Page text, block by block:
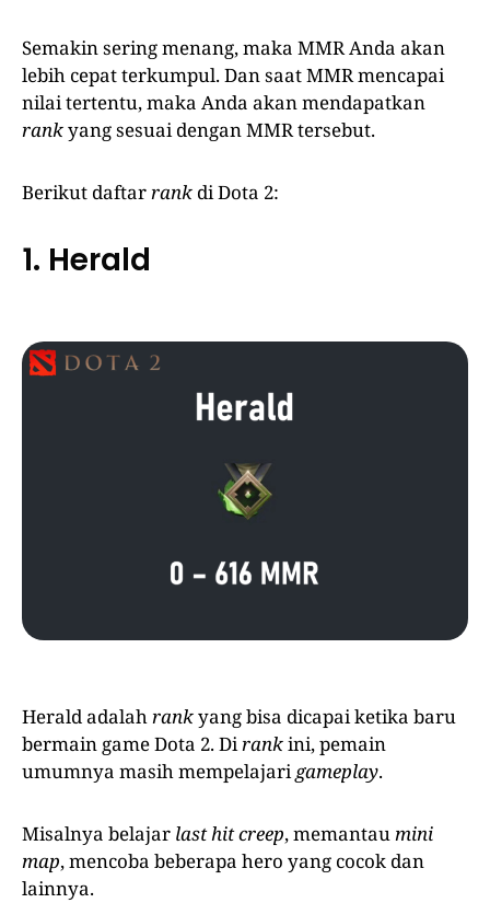
Semakin sering menang, maka MMR Anda akan
lebih cepat terkumpul. Dan saat MMR mencapai
nilai tertentu, maka Anda akan mendapatkan
rankyang sesuai dengan MMR tersebut.
Berikut daftarrank di Dota 2:
1. Herald
Herald adalahrankyang bisa dicapai ketika baru
bermain game Dota 2. Dirankini, pemain
umumnya masih mempelajarigameplay.
Misalnya belajar last hit creep, memantaumini
map, mencoba beberapa hero yang cocok dan
lainnya.